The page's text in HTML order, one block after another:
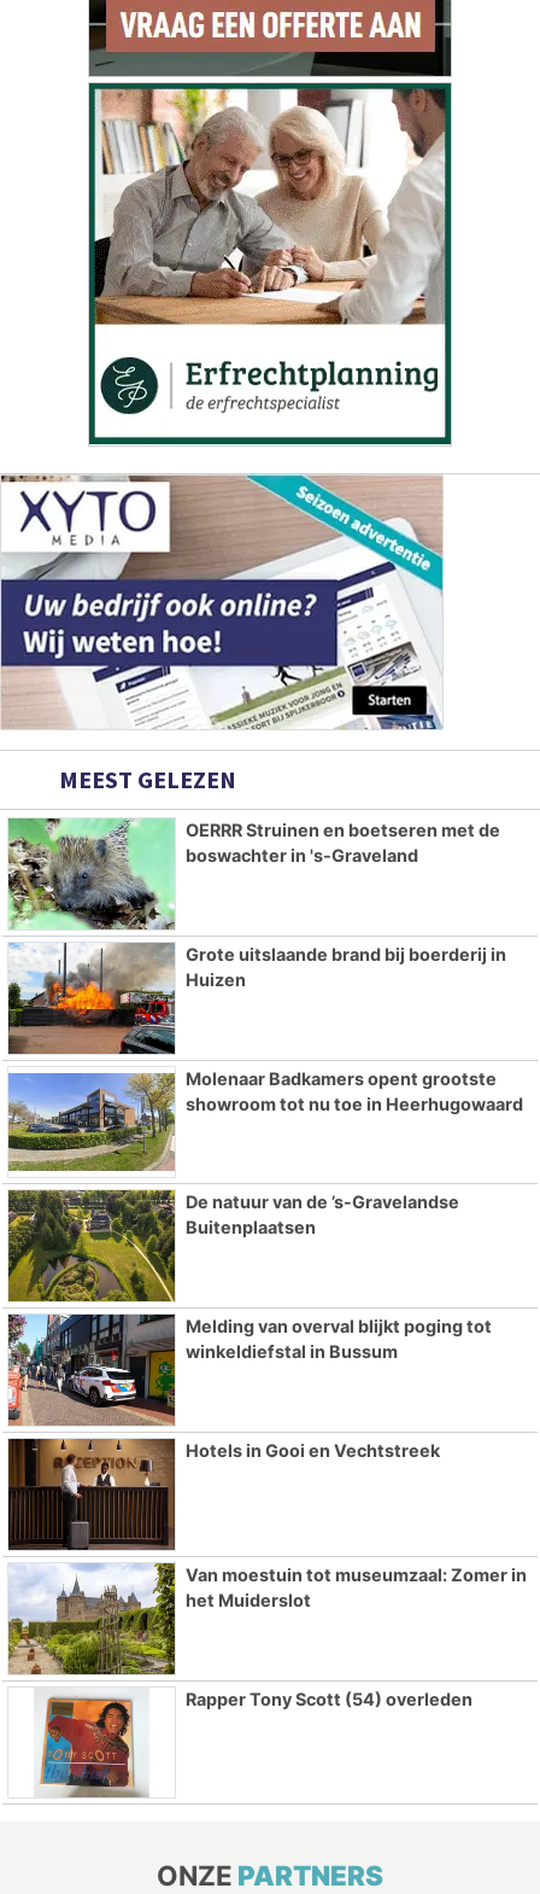
MEEST GELEZEN
OERRR Struinen en boetseren met de
boswachter in 's-Graveland
Grote uitslaande brand bij boerderij in
Huizen
Molenaar Badkamers opent grootste
showroom tot nu toe in Heerhugowaard
De natuur van de ’s-Gravelandse
Buitenplaatsen
Melding van overval blijkt poging tot
winkeldiefstal in Bussum
Hotels in Gooi en Vechtstreek
Van moestuin tot museumzaal: Zomer in
het Muiderslot
Rapper Tony Scott (54) overleden
ONZE PARTNERS